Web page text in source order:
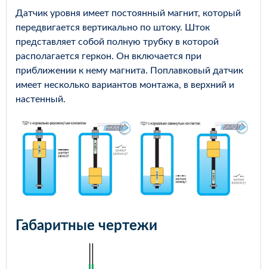
Датчик уровня имеет постоянный магнит, который
передвигается вертикально по штоку. Шток
представляет собой полную трубку в которой
располагается геркон. Он включается при
приближении к нему магнита. Поплавковый датчик
имеет несколько вариантов монтажа, в верхний и
настенный.
Габаритные чертежи